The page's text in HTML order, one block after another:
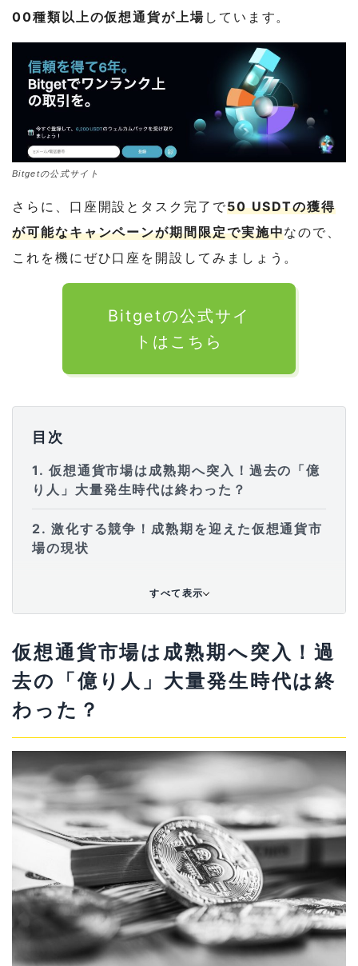
00種類以上の仮想通貨が上場 しています。
Bitgetの公式サイト
さらに、口座開設とタスク完了で50 USDTの獲得
が可能なキャンペーンが期間限定で実施中なので、
これを機にぜひ口座を開設してみましょう。
Bitgetの公式サイ
トはこちら
目次
1
仮想通貨市場は成熟期へ突入！過去の「億
り人」大量発生時代は終わった？
2
激化する競争！成熟期を迎えた仮想通貨市
場の現状
今からでも成功を目指すには？4つの具体
3-1 1. 期待値の高いエアドロップキャンペーン
やテストネットに積極的に参加する
ュニティに貢献する
3-3 3. レバレッジを活用した先物取引
3-4 4. ミームコインへの投資
4 次のバブルはいつ到来するのか
5-1 バブル到来に備えた投資戦略
6 まとめ｜仮想通貨投資で成功するには？
すべて表示
仮想通貨市場は成熟期へ突入！過
去の「億り人」大量発生時代は終
わった？